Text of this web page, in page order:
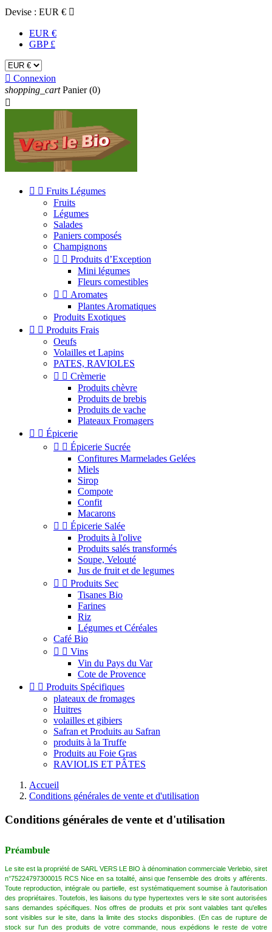
Devise : EUR € 
EUR €
GBP £
 Connexion
shopping_cart Panier (0)

  Fruits Légumes
Fruits
Légumes
Salades
Paniers composés
Champignons
  Produits d’Exception
Mini légumes
Fleurs comestibles
  Aromates
Plantes Aromatiques
Produits Exotiques
  Produits Frais
Oeufs
Volailles et Lapins
PATES, RAVIOLES
  Crèmerie
Produits chèvre
Produits de brebis
Produits de vache
Plateaux Fromagers
  Épicerie
  Épicerie Sucrée
Confitures Marmelades Gelées
Miels
Sirop
Compote
Confit
Macarons
  Épicerie Salée
Produits à l'olive
Produits salés transformés
Soupe, Velouté
Jus de fruit et de legumes
  Produits Sec
Tisanes Bio
Farines
Riz
Légumes et Céréales
Café Bio
  Vins
Vin du Pays du Var
Cote de Provence
  Produits Spécifiques
plateaux de fromages
Huitres
volailles et gibiers
Safran et Produits au Safran
produits à la Truffe
Produits au Foie Gras
RAVIOLIS ET PÂTES
Accueil
Conditions générales de vente et d'utilisation
Conditions générales de vente et d'utilisation
Préambule
Le site est la propriété de SARL VERS LE BIO à dénomination commerciale Verlebio, siret
n°75224797300015 RCS Nice en sa totalité, ainsi que l'ensemble des droits y afférents.
Toute reproduction, intégrale ou partielle, est systématiquement soumise à l'autorisation
des propriétaires. Toutefois, les liaisons du type hypertextes vers le site sont autorisées
sans demandes spécifiques. Nos offres de produits et prix sont valables tant qu'elles
sont visibles sur le site, dans la limite des stocks disponibles. (En cas de rupture de
stock sur l'un des produits de votre commande, nous expédions le reste de votre